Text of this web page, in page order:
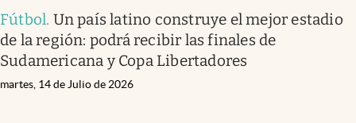
Fútbol. Un país latino construye el mejor estadio
de la región: podrá recibir las finales de
Sudamericana y Copa Libertadores
martes, 14 de Julio de 2026